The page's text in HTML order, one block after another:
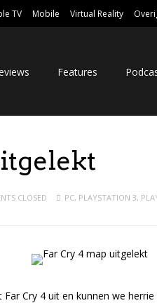
TV Mobile Virtual Reality
Features
CLOSED PC, PLAYSTATION 3,
Cry 4 uit en kunnen we